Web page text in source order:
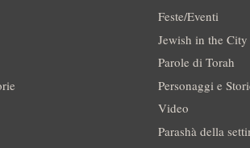
Feste/Eventi
Jewish in the City
Parole di Torah
Personaggi e
Video
Parashà della